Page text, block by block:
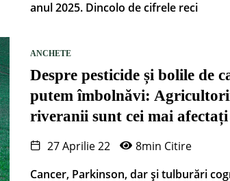
anul 2025. Dincolo de cifrele reci
ANCHETE
Despre pesticide și bolile de
putem îmbolnăvi:
riveranii sunt cei mai afectați
27 Aprilie 22
8min Citire
Cancer, Parkinson, dar și tulburări